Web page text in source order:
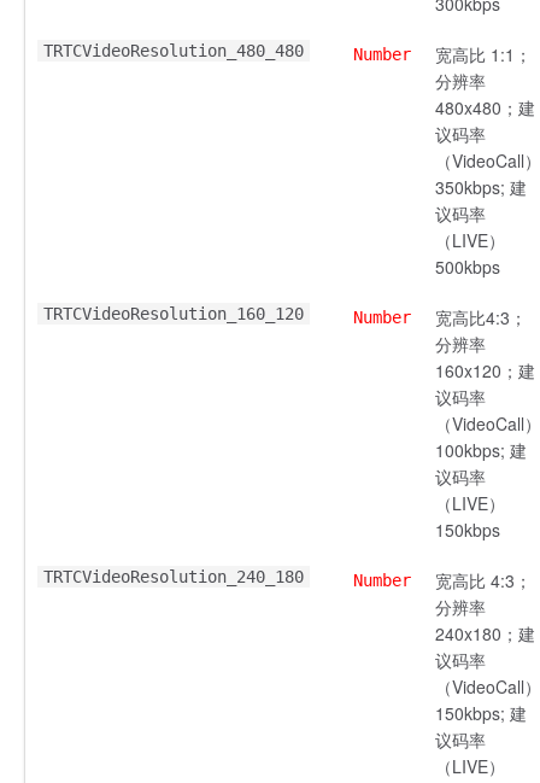
TRTCVideoResolution_480_480 Number
宽高比 1:1；
分辨率
480x480；建
议码率
（VideoCall）
350kbps; 建
议码率
（LIVE）
500kbps
TRTCVideoResolution_160_120 Number
宽高比4:3；
分辨率
160x120；建
议码率
（VideoCall）
100kbps; 建
议码率
（LIVE）
150kbps
TRTCVideoResolution_240_180 Number
宽高比 4:3；
分辨率
240x180；建
议码率
（VideoCall）
150kbps; 建
议码率
（LIVE）